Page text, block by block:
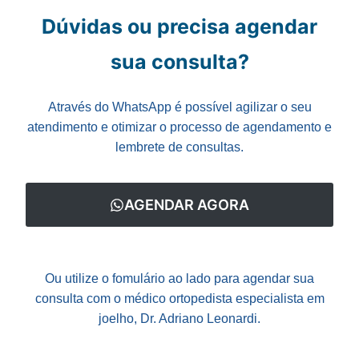
Dúvidas ou precisa agendar
sua consulta?
Através do WhatsApp é possível agilizar o seu
atendimento e otimizar o processo de agendamento e
lembrete de consultas.
AGENDAR AGORA
Ou utilize o fomulário ao lado para agendar sua
consulta com o médico ortopedista especialista em
joelho, Dr. Adriano Leonardi.